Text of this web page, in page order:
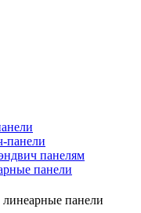
панели
панелям
панели
панели